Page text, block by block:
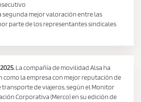
segunda mejor valoración entre las
parte de los representantes sindicales
La compañía de movilidad Alsa ha
como la empresa con mejor reputación de
transporte de viajeros, según el Monitor
Corporativa (Merco) en su edición de